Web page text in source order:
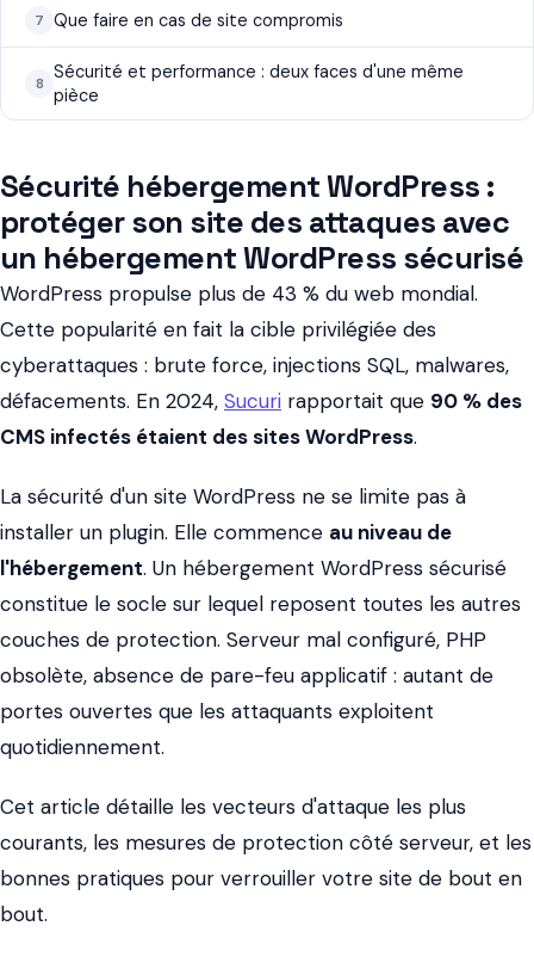
Que faire en cas de site compromis
Sécurité et performance : deux faces d'une même
pièce
Sécurité hébergement WordPress :
protéger son site des attaques avec
un hébergement WordPress sécurisé
WordPress propulse plus de 43 % du web mondial.
Cette popularité en fait la cible privilégiée des
cyberattaques : brute force, injections SQL, malwares,
défacements. En 2024, Sucuri rapportait que 90 % des
CMS infectés étaient des sites WordPress.
La sécurité d'un site WordPress ne se limite pas à
installer un plugin. Elle commence au niveau de
l'hébergement. Un hébergement WordPress sécurisé
constitue le socle sur lequel reposent toutes les autres
couches de protection. Serveur mal configuré, PHP
obsolète, absence de pare-feu applicatif : autant de
portes ouvertes que les attaquants exploitent
quotidiennement.
Cet article détaille les vecteurs d'attaque les plus
courants, les mesures de protection côté serveur, et les
bonnes pratiques pour verrouiller votre site de bout en
bout.